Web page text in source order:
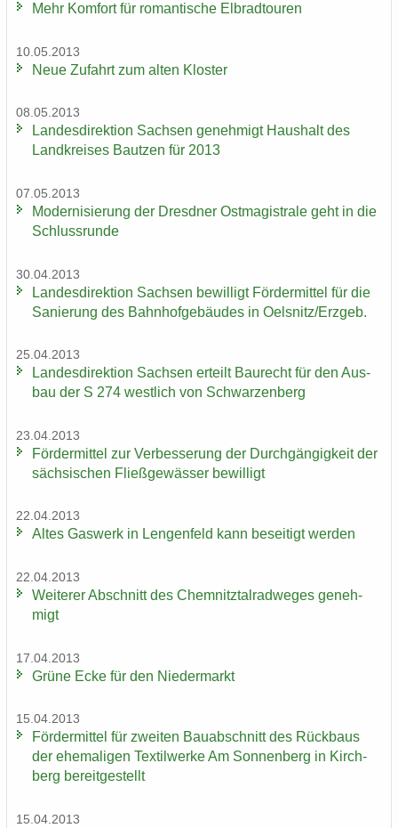
Mehr Kom­fort für ro­man­ti­sche El­brad­tou­ren
10.05.2013
Neue Zu­fahrt zum alten Klos­ter
08.05.2013
Lan­des­di­rek­ti­on Sach­sen ge­neh­migt Haus­halt des
Land­krei­ses Baut­zen für 2013
07.05.2013
Mo­der­ni­sie­rung der Dresd­ner Ost­ma­gis­tra­le geht in die
Schluss­run­de
30.04.2013
Lan­des­di­rek­ti­on Sach­sen be­wil­ligt För­der­mit­tel für die
Sa­nie­rung des Bahn­hof­ge­bäu­des in Oels­nitz/Erz­geb.
25.04.2013
Lan­des­di­rek­ti­on Sach­sen er­teilt Bau­recht für den Aus­
bau der S 274 west­lich von Schwar­zen­berg
23.04.2013
För­der­mit­tel zur Ver­bes­se­rung der Durch­gän­gig­keit der
säch­si­schen Fließ­ge­wäs­ser be­wil­ligt
22.04.2013
Altes Gas­werk in Len­gen­feld kann be­sei­tigt wer­den
22.04.2013
Wei­te­rer Ab­schnitt des Chem­nitz­tal­rad­we­ges ge­neh­
migt
17.04.2013
Grüne Ecke für den Nie­der­markt
15.04.2013
För­der­mit­tel für zwei­ten Bau­ab­schnitt des Rück­baus
der ehe­ma­li­gen Tex­til­wer­ke Am Son­nen­berg in Kirch­
berg be­reit­ge­stellt
15.04.2013